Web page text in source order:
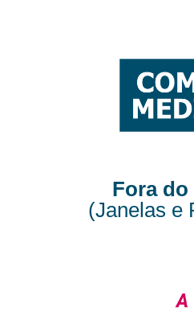
Fora do
(Janelas e